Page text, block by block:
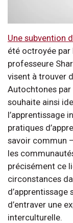
Une subvention
été octroyée par
professeure
visent à trouver
Autochtones par
souhaite ainsi
l’apprentissage
pratiques
savoir commun
les
précisément ce
circonstances
d’entraver une
interculturelle.